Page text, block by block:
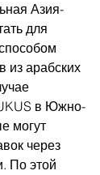
Азия-
для
из арабских
в Южно-
могут
через
По этой